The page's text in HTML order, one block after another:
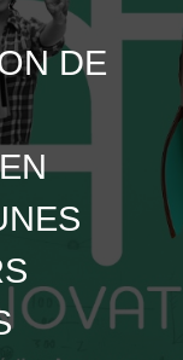
DE